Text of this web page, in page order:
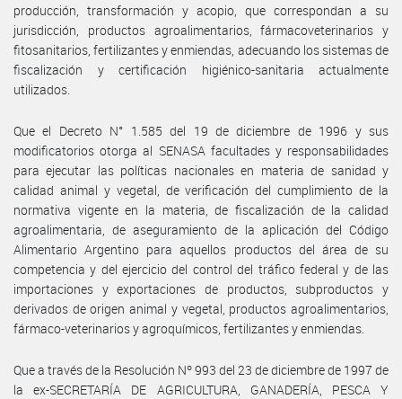
producción, transformación y acopio, que correspondan a su
jurisdicción, productos agroalimentarios, fármacoveterinarios y
fitosanitarios, fertilizantes y enmiendas, adecuando los sistemas de
fiscalización y certificación higiénico-sanitaria actualmente
utilizados.
Que el Decreto N° 1.585 del 19 de diciembre de 1996 y sus
modificatorios otorga al SENASA facultades y responsabilidades
para ejecutar las políticas nacionales en materia de sanidad y
calidad animal y vegetal, de verificación del cumplimiento de la
normativa vigente en la materia, de fiscalización de la calidad
agroalimentaria, de aseguramiento de la aplicación del Código
Alimentario Argentino para aquellos productos del área de su
competencia y del ejercicio del control del tráfico federal y de las
importaciones y exportaciones de productos, subproductos y
derivados de origen animal y vegetal, productos agroalimentarios,
fármaco-veterinarios y agroquímicos, fertilizantes y enmiendas.
Que a través de la Resolución Nº 993 del 23 de diciembre de 1997 de
la ex-SECRETARÍA DE AGRICULTURA, GANADERÍA, PESCA Y